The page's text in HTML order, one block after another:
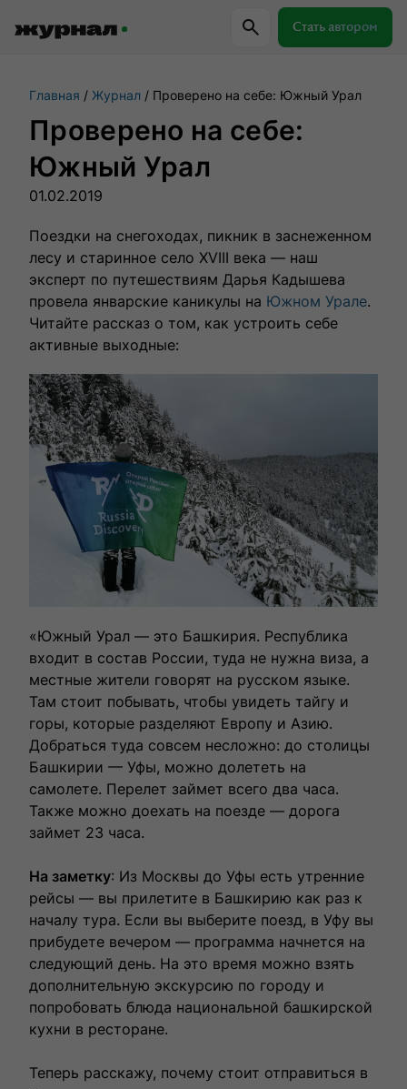
Стать автором
Самое важное Куда поехать
Поиск по журналу
Журнал RussiaDiscovery
Пишем о России, чтобы родная земля
перестала быть Terra Incognita.
Сотрудничаем с мастерами слова,
влюбленными в путешествия.
Выбрать тур
Главная Журнал Проверено на себе: Южный Урал
Проверено на себе:
Южный Урал
01.02.2019
Поездки на снегоходах, пикник в заснеженном
лесу и старинное село XVIII века — наш
эксперт по путешествиям Дарья Кадышева
провела январские каникулы на Южном Урале.
Читайте рассказ о том, как устроить себе
активные выходные:
«Южный Урал — это Башкирия. Республика
входит в состав России, туда не нужна виза, а
местные жители говорят на русском языке.
Там стоит побывать, чтобы увидеть тайгу и
горы, которые разделяют Европу и Азию.
Добраться туда совсем несложно: до столицы
Башкирии — Уфы, можно долететь на
самолете. Перелет займет всего два часа.
Также можно доехать на поезде — дорога
займет 23 часа.
На заметку: Из Москвы до Уфы есть утренние
рейсы — вы прилетите в Башкирию как раз к
началу тура. Если вы выберите поезд, в Уфу вы
прибудете вечером — программа начнется на
следующий день. На это время можно взять
дополнительную экскурсию по городу и
попробовать блюда национальной башкирской
кухни в ресторане.
Теперь расскажу, почему стоит отправиться в